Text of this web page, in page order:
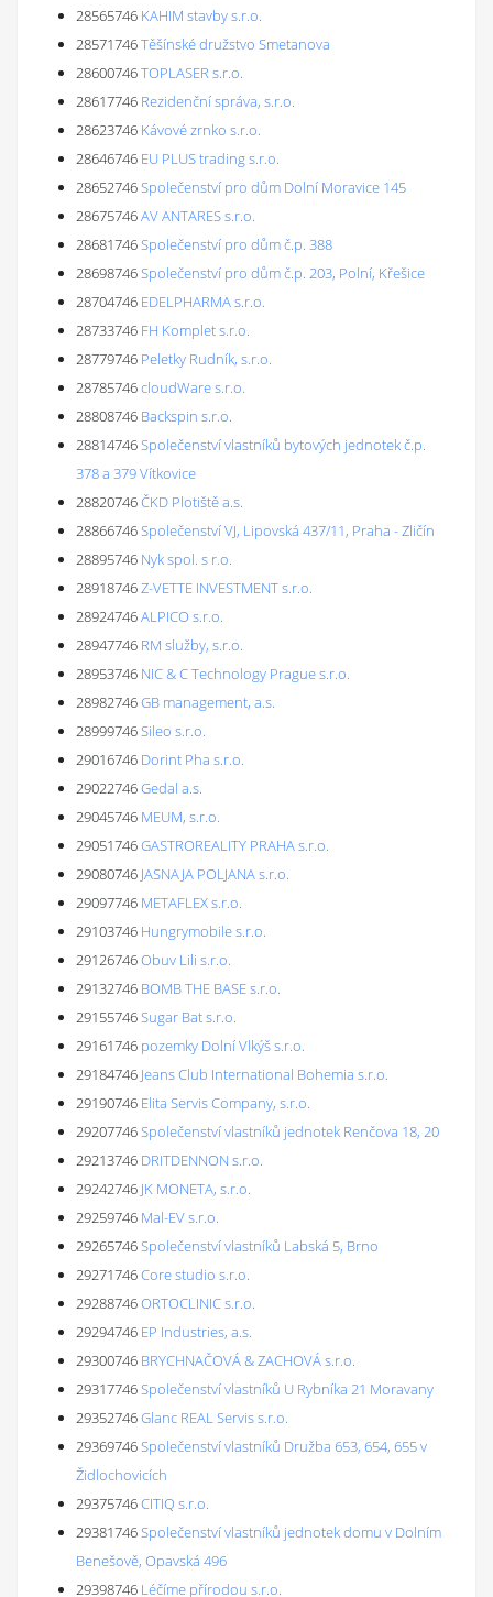
28565746 KAHIM stavby s.r.o.
28571746Těšínské družstvo Smetanova
28600746TOPLASER s.r.o.
28617746 Rezidenční správa, s.r.o.
28623746 Kávové zrnko s.r.o.
28646746 EU PLUS trading s.r.o.
28652746Společenství pro dům Dolní Moravice 145
28675746AV ANTARES s.r.o.
28681746Společenství pro dům č.p. 388
28698746Společenství pro dům č.p. 203, Polní, Křešice
28704746 EDELPHARMA s.r.o.
28733746 FH Komplet s.r.o.
28779746 Peletky Rudník, s.r.o.
28785746cloudWare s.r.o.
28808746 Backspin s.r.o.
28814746Společenství vlastníků bytových jednotek č.p.
378 a 379 Vítkovice
28820746ČKD Plotiště a.s.
28866746Společenství VJ, Lipovská 437/11, Praha - Zličín
28895746 Nyk spol. s r.o.
28918746Z-VETTE INVESTMENT s.r.o.
28924746ALPICO s.r.o.
28947746 RM služby, s.r.o.
28953746 NIC & C Technology Prague s.r.o.
28982746GB management, a.s.
28999746Sileo s.r.o.
29016746 Dorint Pha s.r.o.
29022746Gedal a.s.
29045746 MEUM, s.r.o.
29051746GASTROREALITY PRAHA s.r.o.
29080746 JASNAJA POLJANA s.r.o.
29097746 METAFLEX s.r.o.
29103746 Hungrymobile s.r.o.
29126746Obuv Lili s.r.o.
29132746 BOMB THE BASE s.r.o.
29155746Sugar Bat s.r.o.
29161746 pozemky Dolní Vlkýš s.r.o.
29184746 Jeans Club International Bohemia s.r.o.
29190746 Elita Servis Company, s.r.o.
29207746Společenství vlastníků jednotek Renčova 18, 20
29213746 DRITDENNON s.r.o.
29242746 JK MONETA, s.r.o.
29259746 Mal-EV s.r.o.
29265746Společenství vlastníků Labská 5, Brno
29271746Core studio s.r.o.
29288746ORTOCLINIC s.r.o.
29294746 EP Industries, a.s.
29300746 BRYCHNAČOVÁ & ZACHOVÁ s.r.o.
29317746Společenství vlastníků U Rybníka 21 Moravany
29352746Glanc REAL Servis s.r.o.
29369746Společenství vlastníků Družba 653, 654, 655 v
Židlochovicích
29375746CITIQ s.r.o.
29381746Společenství vlastníků jednotek domu v Dolním
Benešově, Opavská 496
29398746 Léčíme přírodou s.r.o.